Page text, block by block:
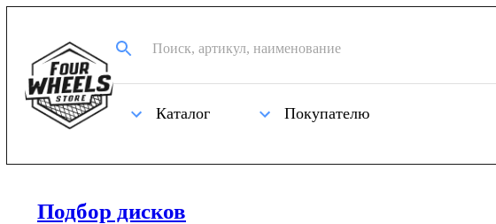
Каталог Покупателю
Подбор дисков